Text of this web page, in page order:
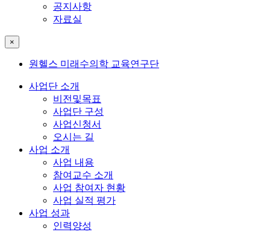
공지사항
자료실
×
원헬스 미래수의학 교육연구단
사업단 소개
비전및목표
사업단 구성
사업신청서
오시는 길
사업 소개
사업 내용
참여교수 소개
사업 참여자 현황
사업 실적 평가
사업 성과
인력양성